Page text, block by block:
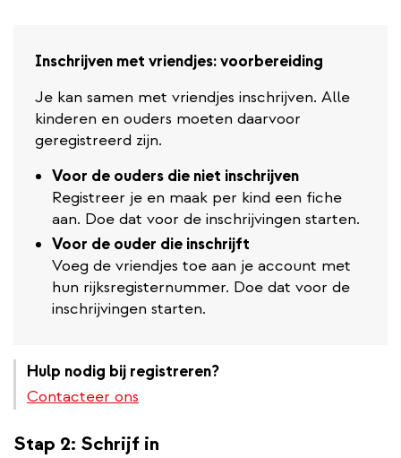
Inschrijven met vriendjes: voorbereiding
Je kan samen met vriendjes inschrijven. Alle
kinderen en ouders moeten daarvoor
geregistreerd zijn.
Voor de ouders die niet inschrijven
Registreer je en maak per kind een fiche
aan. Doe dat voor de inschrijvingen starten.
Voor de ouder die inschrijft
Voeg de vriendjes toe aan je account met
hun rijksregisternummer. Doe dat voor de
inschrijvingen starten.
Hulp nodig bij registreren?
Contacteer ons
Stap 2: Schrijf in